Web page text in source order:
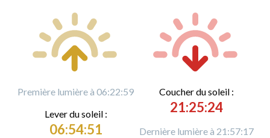
Première lumière à 06:22:59
Lever du soleil :
06:54:51
Coucher du soleil :
21:25:24
Dernière lumière à 21:57:17